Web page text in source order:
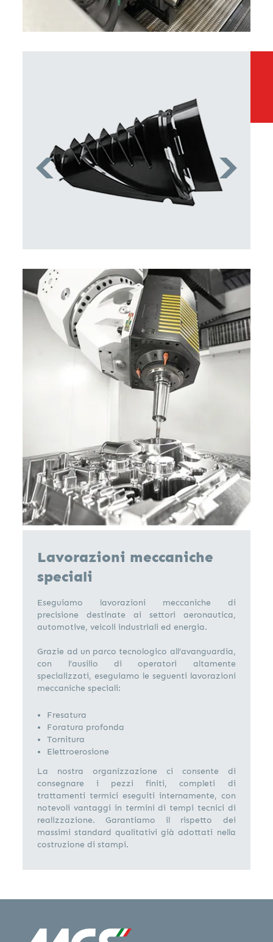
Lavorazioni meccaniche
speciali
Eseguiamo lavorazioni meccaniche di
precisione destinate ai settori aeronautica,
automotive, veicoli industriali ed energia.
Grazie ad un parco tecnologico all’avanguardia,
con l’ausilio di operatori altamente
specializzati, eseguiamo le seguenti lavorazioni
meccaniche speciali:
Fresatura
Foratura profonda
Tornitura
Elettroerosione
La nostra organizzazione ci consente di
consegnare i pezzi finiti, completi di
trattamenti termici eseguiti internamente, con
notevoli vantaggi in termini di tempi tecnici di
realizzazione. Garantiamo il rispetto dei
massimi standard qualitativi già adottati nella
costruzione di stampi.